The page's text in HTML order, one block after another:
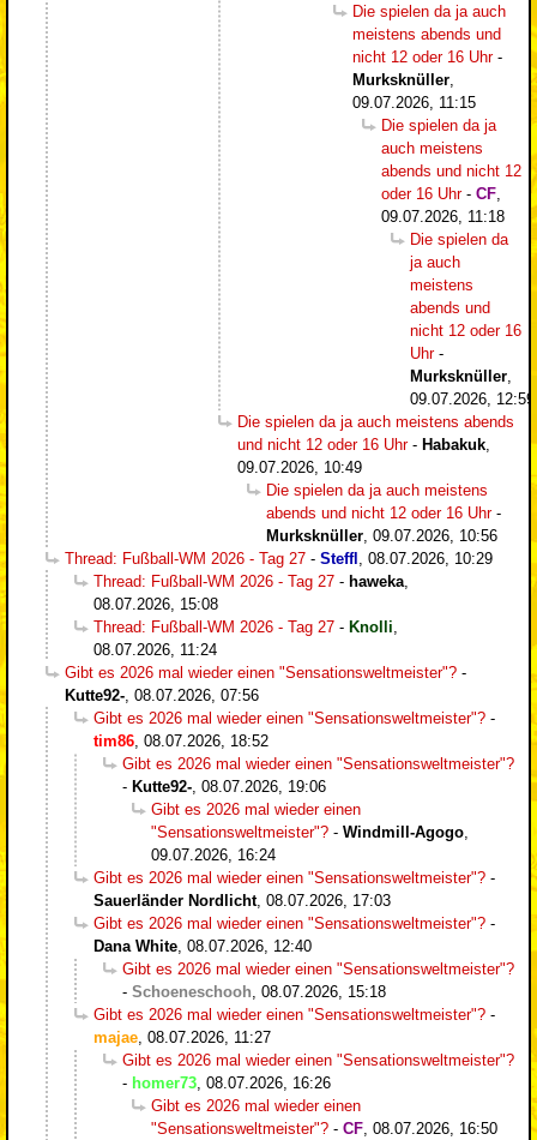
Die spielen da ja auch
meistens abends und
nicht 12 oder 16 Uhr-
Murksknüller
09.07.2026, 11:15
Die spielen da ja
auch meistens
abends und nicht 12
oder 16 Uhr- CF
09.07.2026, 11:18
Die spielen da
ja auch
meistens
abends und
nicht 12 oder 16
Uhr-
Murksknüller
09.07.2026, 12:59
Die spielen da ja auch meistens abends
und nicht 12 oder 16 Uhr- Habakuk
09.07.2026, 10:49
Die spielen da ja auch meistens
abends und nicht 12 oder 16 Uhr-
Murksknüller 09.07.2026, 10:56
Thread: Fußball-WM 2026 - Tag 27 - Steffl
08.07.2026, 10:29
Thread: Fußball-WM 2026 - Tag 27 - haweka
08.07.2026, 15:08
Thread: Fußball-WM 2026 - Tag 27 - Knolli
08.07.2026, 11:24
Gibt es 2026 mal wieder einen "Sensationsweltmeister"? -
Kutte92- 08.07.2026, 07:56
Gibt es 2026 mal wieder einen "Sensationsweltmeister"? -
tim86 08.07.2026, 18:52
Gibt es 2026 mal wieder einen "Sensationsweltmeister"?
- Kutte92- 08.07.2026, 19:06
Gibt es 2026 mal wieder einen
"Sensationsweltmeister"? - Windmill-Agogo
09.07.2026, 16:24
Gibt es 2026 mal wieder einen "Sensationsweltmeister"? -
Sauerländer Nordlicht, 08.07.2026, 17:03
Gibt es 2026 mal wieder einen "Sensationsweltmeister"? -
Dana White 08.07.2026, 12:40
Gibt es 2026 mal wieder einen "Sensationsweltmeister"?
- Schoeneschooh 08.07.2026, 15:18
Gibt es 2026 mal wieder einen "Sensationsweltmeister"? -
majae 08.07.2026, 11:27
Gibt es 2026 mal wieder einen "Sensationsweltmeister"?
- homer73 08.07.2026, 16:26
Gibt es 2026 mal wieder einen
"Sensationsweltmeister"? - CF 08.07.2026, 16:50